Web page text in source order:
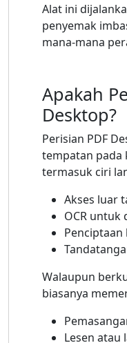
Alat ini
penyemak
mana-mana
Apakah
Desktop?
Perisian PDF
tempatan pada
termasuk ciri
Akses luar
OCR untuk
Walaupun
biasanya
Lesen atau